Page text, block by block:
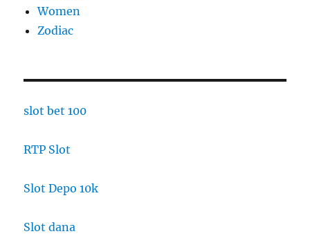
Women
Zodiac
slot bet 100
RTP Slot
Slot Depo 10k
Slot dana